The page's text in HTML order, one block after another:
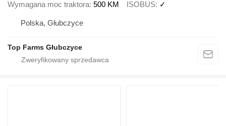
Wymagana moc traktora 500 KM ISOBUS ✓
Polska, Głubczyce
Top Farms Głubczyce